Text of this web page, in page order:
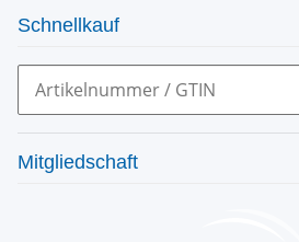
Schnellkauf
Mitgliedschaft